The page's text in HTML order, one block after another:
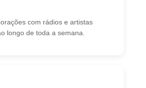
com rádios e artistas
longo de toda a semana.